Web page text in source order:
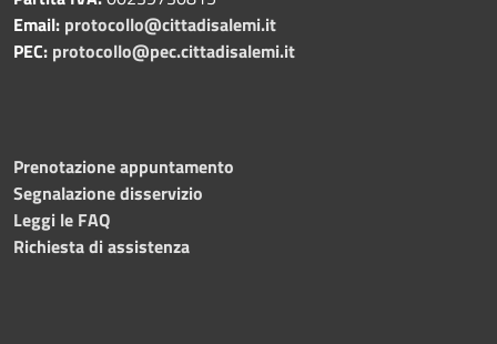
Email: protocollo@cittadisalemi.it
PEC: protocollo@pec.cittadisalemi.it
Prenotazione appuntamento
Segnalazione disservizio
Leggi le FAQ
Richiesta di assistenza